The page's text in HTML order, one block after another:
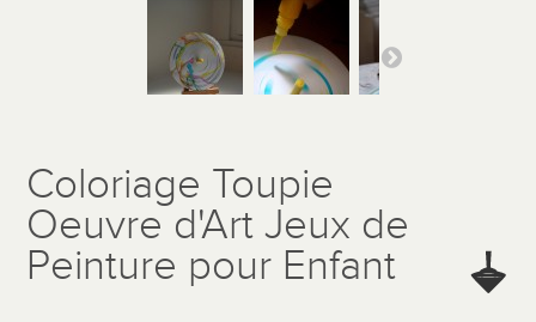
Coloriage Toupie
Oeuvre d'Art Jeux de
Peinture pour Enfant